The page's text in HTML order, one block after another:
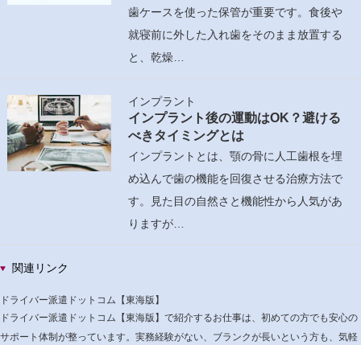
歯ケースを使った保管が重要です。食後や
就寝前に外した入れ歯をそのまま放置する
と、乾燥…
インプラント
インプラント後の運動はOK？避ける
べきタイミングとは
インプラントとは、顎の骨に人工歯根を埋
め込んで歯の機能を回復させる治療方法で
す。見た目の自然さと機能性から人気があ
りますが…
関連リンク
ドライバー派遣ドットコム【東海版】
ドライバー派遣ドットコム【東海版】で紹介するお仕事は、初めての方でも安心の
サポート体制が整っています。実務経験がない、ブランクが長いという方も、気軽